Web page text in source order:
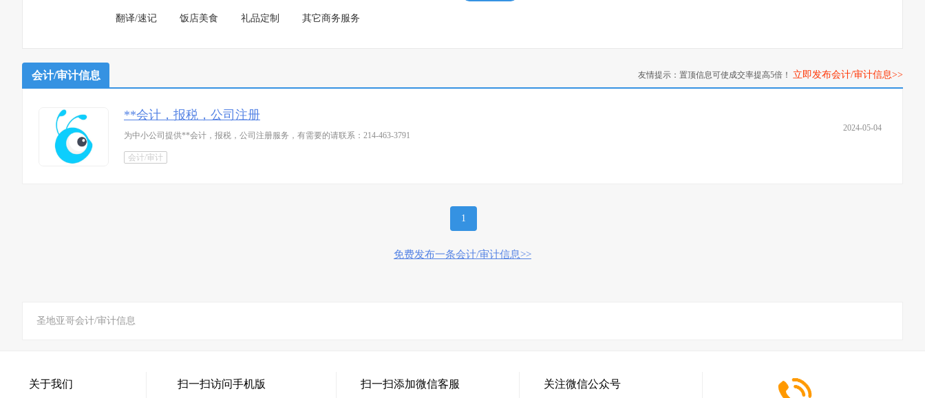
翻译/速记 饭店美食 礼品定制 其它商务服务
会计/审计信息 友情提示：置顶信息可使成交率提高5倍！ 立即发布会计/审计信息>>
2024-05-04
**会计，报税，公司注册
为中小公司提供**会计，报税，公司注册服务，有需要的请联系：214-463-3791
会计/审计
1
免费发布一条会计/审计信息>>
圣地亚哥会计/审计信息
关于我们 扫一扫访问手机版 扫一扫添加微信客服 关注微信公众号